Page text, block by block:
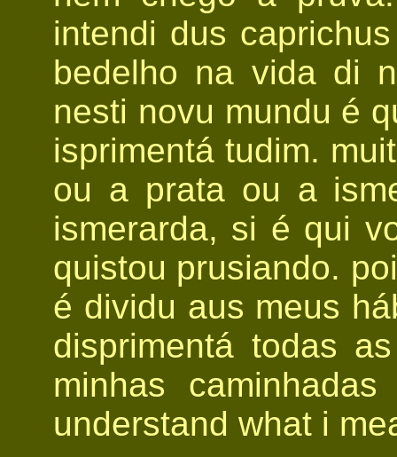
intendi dus
bedelho na vida di
nesti novu mundu é
isprimentá tudim.
ou a prata ou a
ismerarda, si é qui
quistou prusiando.
é dividu aus meus
disprimentá todas
minhas
understand what i